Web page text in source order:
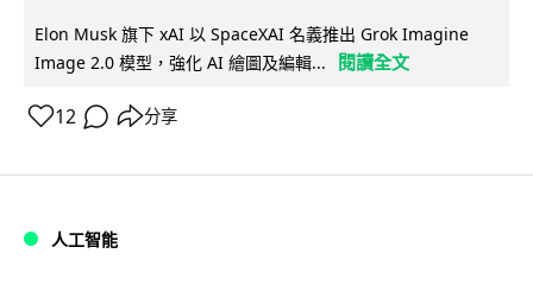
Elon Musk 旗下 xAI 以 SpaceXAI 名義推出 Grok Imagine
Image 2.0 模型，強化 AI 繪圖及編輯...
閱讀全文
12 分享
人工智能